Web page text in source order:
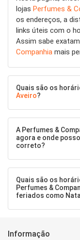
lojas Perfumes &
os endereços, a
links úteis com o
Assim sabe
Companhia mais
Quais são os
Aveiro?
A Perfumes &
agora e onde
correto?
Quais são os
Perfumes &
feriados como
Informação